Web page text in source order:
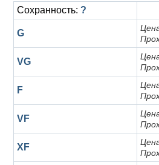
Серебро
Для Речи Посполитой
Сохранность: ?
G
VG
F
VF
XF